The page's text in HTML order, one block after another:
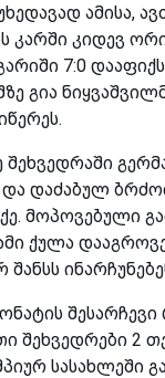
ამისა,
კარში კიდევ
7:0
გია
დაძაბულ
მოპოვებული
ქულა
შესარჩევი
შეხვედრები 2
სასახლეში